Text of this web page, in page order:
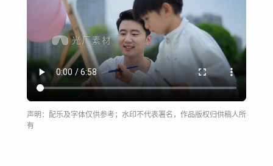
声明：配乐及字体仅供参考；水印不代表署名，作品版权归供稿人所
有